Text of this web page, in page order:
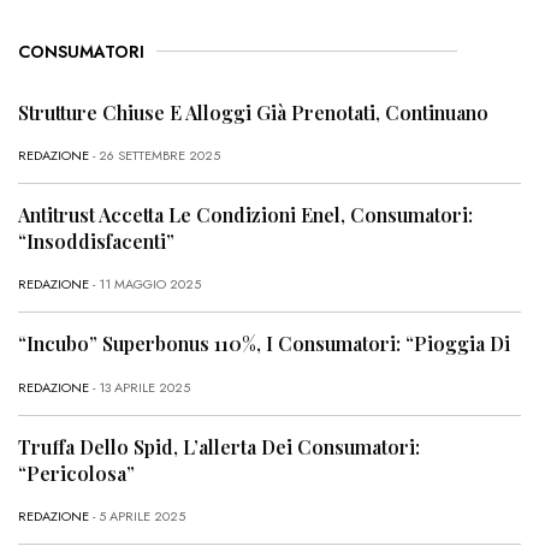
CONSUMATORI
Strutture Chiuse E Alloggi Già Prenotati, Continuano
REDAZIONE- 26 SETTEMBRE 2025
Antitrust Accetta Le Condizioni Enel, Consumatori:
“Insoddisfacenti”
REDAZIONE- 11 MAGGIO 2025
“Incubo” Superbonus 110%, I Consumatori: “Pioggia Di
REDAZIONE- 13 APRILE 2025
Truffa Dello Spid, L’allerta Dei Consumatori:
“Pericolosa”
REDAZIONE- 5 APRILE 2025